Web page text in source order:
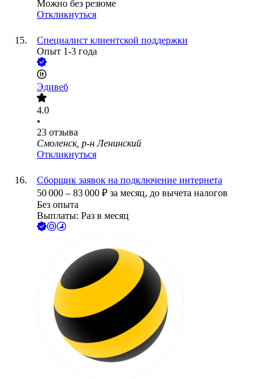
Можно без резюме
Откликнуться
Специалист клиентской поддержки
Опыт 1-3 года
Эдивеб
4.0
•
23 отзыва
Смоленск, р-н Ленинский
Откликнуться
Сборщик заявок на подключение интернета
50 000 – 83 000 ₽ за месяц, до вычета налогов
Без опыта
Выплаты: Раз в месяц